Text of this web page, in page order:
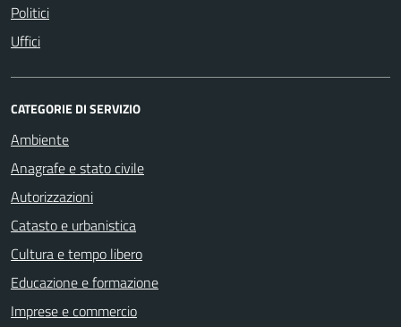
Politici
Uffici
CATEGORIE DI SERVIZIO
Ambiente
Anagrafe e stato civile
Autorizzazioni
Catasto e urbanistica
Cultura e tempo libero
Educazione e formazione
Imprese e commercio